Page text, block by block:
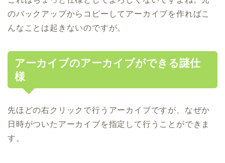
のバックアップからコピーしてアーカイブを作ればこ
んなことは起きないのですが。
アーカイブのアーカイブができる謎仕
様
先ほどの右クリックで行うアーカイブですが、なぜか
日時がついたアーカイブを指定して行うことができま
す。